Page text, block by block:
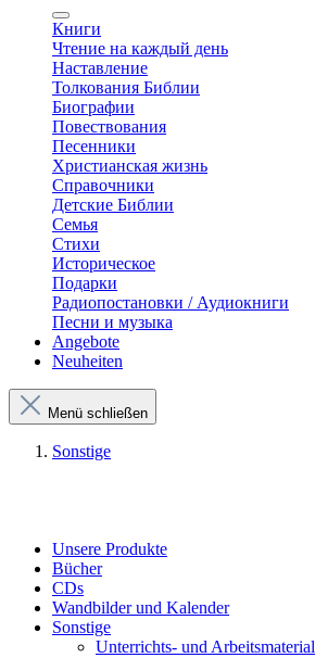
Книги
Чтение на каждый день
Наставление
Толкования Библии
Биографии
Повествования
Песенники
Христианская жизнь
Справочники
Детские Библии
Семья
Стихи
Историческое
Подарки
Радиопостановки / Аудиокниги
Песни и музыка
Angebote
Neuheiten
Menü schließen
Sonstige
Unsere Produkte
Bücher
CDs
Wandbilder und Kalender
Sonstige
Unterrichts- und Arbeitsmaterial